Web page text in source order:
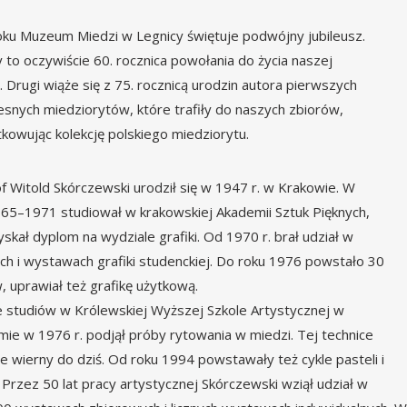
Muzeum Miedzi w Legnicy świętuje podwójny jubileusz.
oczywiście 60. rocznica powołania do życia naszej
Drugi wiąże się z 75. rocznicą urodzin autora pierwszych
miedziorytów, które trafiły do naszych zbiorów,
kolekcję polskiego miedziorytu.
Witold Skórczewski urodził się w 1947 r. w Krakowie. W
studiował w krakowskiej Akademii Sztuk Pięknych,
dyplom na wydziale grafiki. Od 1970 r. brał udział w
i wystawach grafiki studenckiej. Do roku 1976 powstało 30
uprawiał też grafikę użytkową.
studiów w Królewskiej Wyższej Szkole Artystycznej w
w 1976 r. podjął próby rytowania w miedzi. Tej technice
wierny do dziś. Od roku 1994 powstawały też cykle pasteli i
50 lat pracy artystycznej Skórczewski wziął udział w